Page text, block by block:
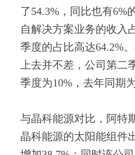
了54.3%，同比也有6%
自解决方案业务的收入
季度的占比高达64.2%
上去并不差，公司第二
季度为10%，去年同期为
与晶科能源对比，阿特
晶科能源的太阳能组件